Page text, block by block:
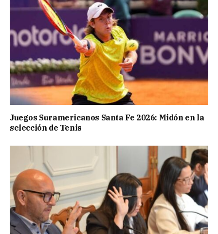
Juegos Suramericanos Santa Fe 2026: Midón en la
selección de Tenis